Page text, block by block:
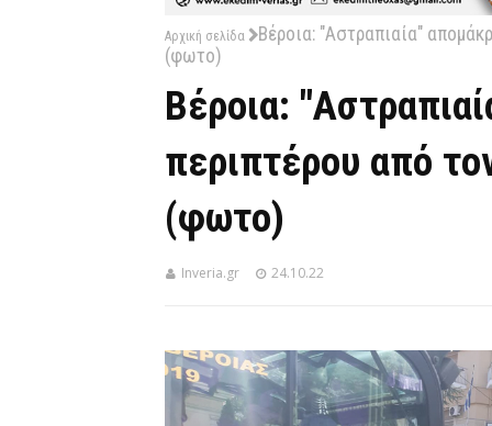
Αρχική σελίδα
Βέροια: "Αστραπιαία"
(φωτο)
Βέροια:
περιπτέρου από
(φωτο)
Inveria.gr 24.10.22